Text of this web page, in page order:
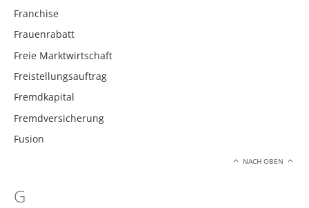
Franchise
Frauenrabatt
Freie Marktwirtschaft
Freistellungsauftrag
Fremdkapital
Fremdversicherung
Fusion
NACH OBEN
G